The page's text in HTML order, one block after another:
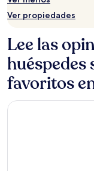
y
la
están
sujetos
a
cambios.
Aplican
términos
adicionales.
Ver propiedades
Lee las
huéspedes
favoritos
Vila d'este Hotel